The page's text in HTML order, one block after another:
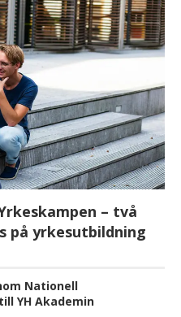
– två
på yrkesutbildning
Nationell
YH Akademin